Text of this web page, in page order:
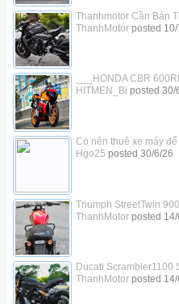
Thanhmotor Cần Bán
ThanhMotorposted
___HONDA CBR
HITMEN_Bi posted 30/
Có nên thuê xe máy
Hgo25 posted 30/6/26
Triumph StreetTwin
ThanhMotorposted
Ducati Scrambler1100
ThanhMotorposted